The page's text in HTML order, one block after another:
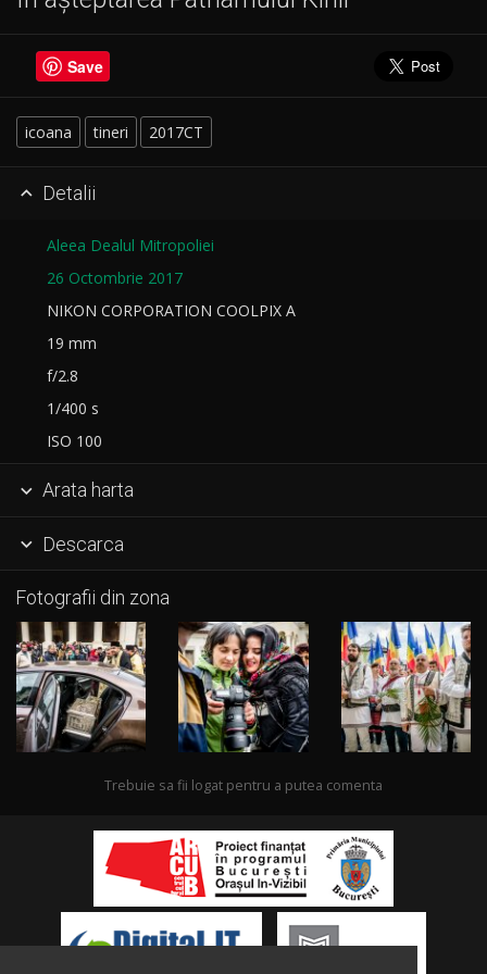
Save
icoana tineri 2017CT
 Detalii
Aleea Dealul Mitropoliei
26 Octombrie 2017
NIKON CORPORATION COOLPIX A
19 mm
f/2.8
1/400 s
ISO 100
 Arata harta
 Descarca
Fotografii din zona
Trebuie sa fii logat pentru a putea comenta